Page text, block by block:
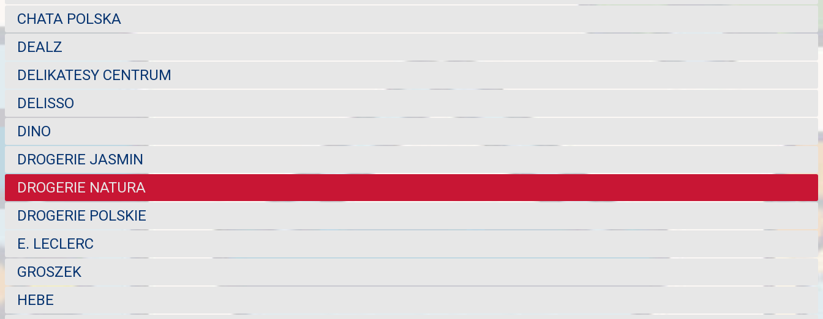
CHATA POLSKA
DEALZ
DELIKATESY CENTRUM
DELISSO
DINO
DROGERIE JASMIN
DROGERIE NATURA
DROGERIE POLSKIE
E. LECLERC
GROSZEK
HEBE